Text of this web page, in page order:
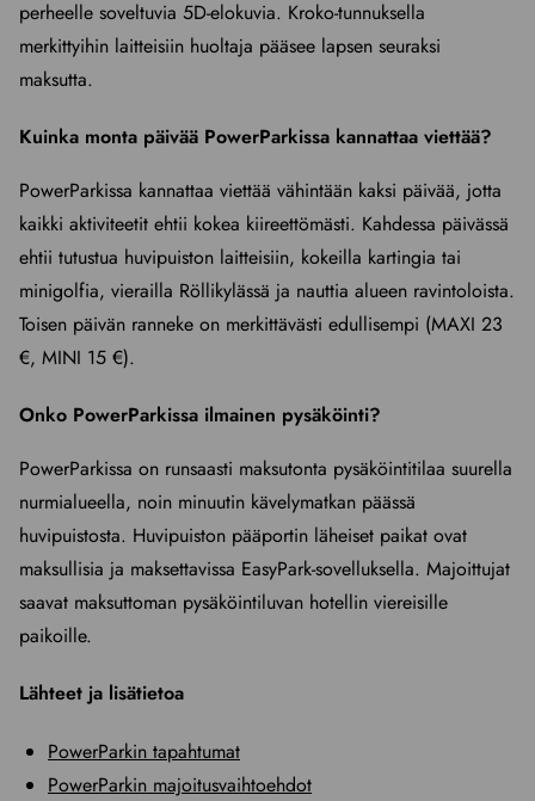
perheelle soveltuvia 5D-elokuvia. Kroko-tunnuksella
merkittyihin laitteisiin huoltaja pääsee lapsen seuraksi
maksutta.
Kuinka monta päivää PowerParkissa kannattaa viettää?
PowerParkissa kannattaa viettää vähintään kaksi päivää, jotta
kaikki aktiviteetit ehtii kokea kiireettömästi. Kahdessa päivässä
ehtii tutustua huvipuiston laitteisiin, kokeilla kartingia tai
minigolfia, vierailla Röllikylässä ja nauttia alueen ravintoloista.
Toisen päivän ranneke on merkittävästi edullisempi (MAXI 23
€, MINI 15 €).
Onko PowerParkissa ilmainen pysäköinti?
PowerParkissa on runsaasti maksutonta pysäköintitilaa suurella
nurmialueella, noin minuutin kävelymatkan päässä
huvipuistosta. Huvipuiston pääportin läheiset paikat ovat
maksullisia ja maksettavissa EasyPark-sovelluksella. Majoittujat
saavat maksuttoman pysäköintiluvan hotellin viereisille
paikoille.
Lähteet ja lisätietoa
PowerParkin tapahtumat
PowerParkin majoitusvaihtoehdot